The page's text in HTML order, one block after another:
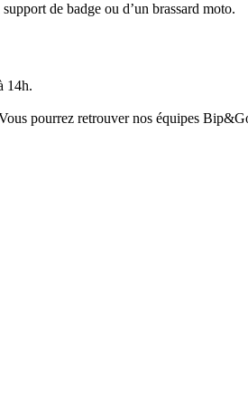
de badge ou d’un brassard moto.
14h.
pourrez retrouver nos équipes